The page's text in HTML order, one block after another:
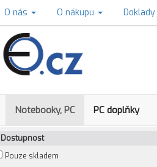
O nás O nákupu Doklady
Notebooky, PC PC doplňky
Dostupnost
Pouze skladem